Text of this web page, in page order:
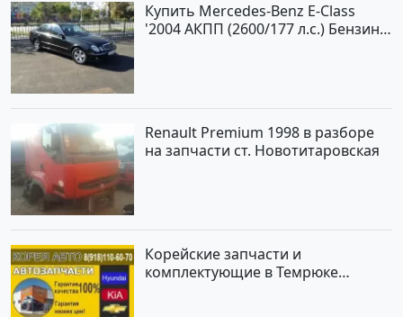
Купить Mercedes-Benz E-Class
'2004 АКПП (2600/177 л.с.) Бензин
Renault Premium 1998 в разборе
на запчасти ст. Новотитаровская
Корейские запчасти и
комплектующие в Темрюке